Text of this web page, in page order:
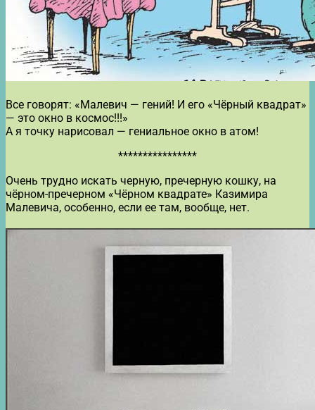
Все говорят: «Малевич — гений! И его «Чёрный квадрат»
— это окно в космос!!!»
А я точку нарисовал — гениальное окно в атом!
****************
Очень трудно искать черную, пречерную кошку, на
чёрном-пречерном «Чёрном квадрате» Казимира
Малевича, особенно, если ее там, вообще, нет.